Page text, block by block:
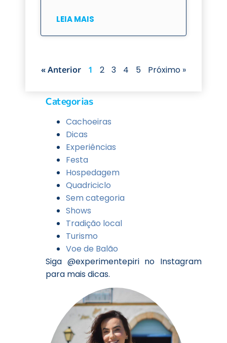
LEIA MAIS
« Anterior 1 2 3 4 5 Próximo »
Categorias
Cachoeiras
Dicas
Experiências
Festa
Hospedagem
Quadriciclo
Sem categoria
Shows
Tradição local
Turismo
Voe de Balão
Siga @experimentepiri no Instagram
para mais dicas.